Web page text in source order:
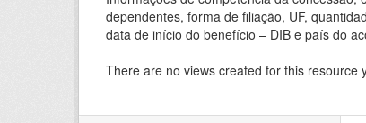
dependentes, forma de filiação, UF,
data de início do benefício – DIB e país do
There are no views created for this resource